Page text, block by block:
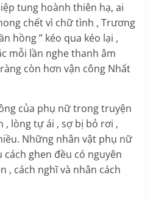
tung hoành thiên hạ, ai
chết vì chữ tình , Trương
hồng ” kéo qua kéo lại ,
mỗi lần nghe thanh âm
còn hơn vận công Nhất
của phụ nữ trong truyện
, lòng tự ái , sợ bị bỏ rơi ,
Những nhân vật phụ nữ
ghen đều có nguyên
, cách nghĩ và nhân cách